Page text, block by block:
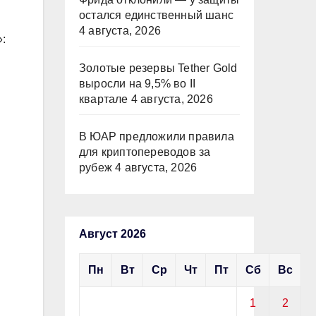
остался единственный шанс
4 августа, 2026
Золотые резервы Tether Gold
выросли на 9,5% во II
квартале 4 августа, 2026
В ЮАР предложили правила
для криптопереводов за
рубеж 4 августа, 2026
Август 2026
Пн Вт Ср Чт Пт Сб Вс
1 2